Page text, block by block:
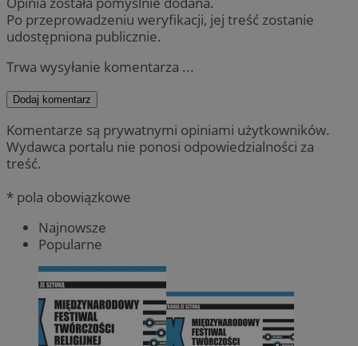
Po przeprowadzeniu weryfikacji, jej treść zostanie
udostępniona publicznie.
Trwa wysyłanie komentarza ...
Dodaj komentarz
Komentarze są prywatnymi opiniami użytkowników.
Wydawca portalu nie ponosi odpowiedzialności za
treść.
* pola obowiązkowe
Najnowsze
Popularne